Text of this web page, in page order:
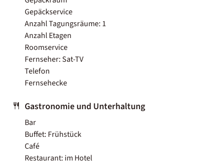
Gepäckservice
Anzahl Tagungsräume: 1
Anzahl Etagen
Roomservice
Fernseher: Sat-TV
Telefon
Fernsehecke
Gastronomie und Unterhaltung
Bar
Buffet: Frühstück
Café
Restaurant: im Hotel